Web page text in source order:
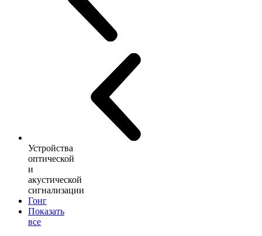
Устройства
оптической
и
акустической
сигнализации
Гонг
Показать
все